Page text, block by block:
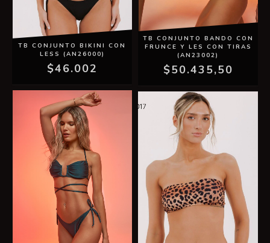
TB CONJUNTO BIKINI CON
LESS (AN26000)
$46.002
TB CONJUNTO BANDO CON
FRUNCE Y LES CON TIRAS
(AN23002)
$50.435,50